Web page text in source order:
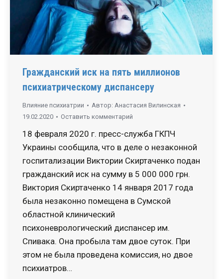
Гражданский иск на пять миллионов
психиатрическому диспансеру
Влияние психиатрии Автор: Анастасия Вилинская
19.02.2020
Оставить комментарий
18 февраля 2020 г. пресс-служба ГКПЧ
Украины сообщила, что в деле о незаконной
госпитализации Виктории Скиртаченко подан
гражданский иск на сумму в 5 000 000 грн.
Виктория Скиртаченко 14 января 2017 года
была незаконно помещена в Сумской
областной клинический
психоневрологический диспансер им.
Спивака. Она пробыла там двое суток. При
этом не была проведена комиссия, но двое
психиатров…